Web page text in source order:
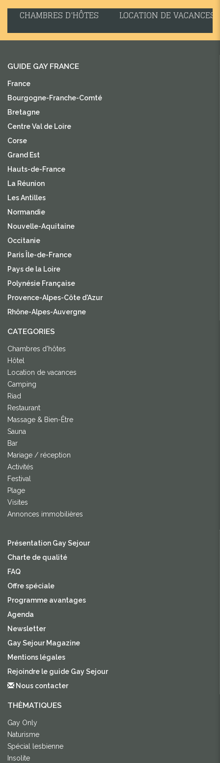
CHAMBRES D'HÔTES LOCATION DE VACANCES
GUIDE GAY FRANCE
France
Bourgogne-Franche-Comté
Bretagne
Centre Val de Loire
Corse
Grand Est
Hauts-de-France
La Réunion
Les Antilles
Normandie
Nouvelle-Aquitaine
Occitanie
Paris Île-de-France
Pays de la Loire
Polynésie Française
Provence-Alpes-Côte d'Azur
Rhône-Alpes-Auvergne
CATEGORIES
Chambres d'hôtes
Hôtel
Location de vacances
Camping
Riad
Restaurant
Massage & Bien-Être
Sauna
Bar
Mariage / réception
Activités
Festival
Plage
Visites
Annonces immobilières
Présentation Gay Sejour
Charte de qualité
FAQ
Offre spéciale
Programme avantages
Agenda
Newsletter
Gay Sejour Magazine
Mentions légales
Rejoindre le guide Gay Sejour
Nous contacter
THÈMATIQUES
Gay Only
Naturisme
Spécial lesbienne
Insolite